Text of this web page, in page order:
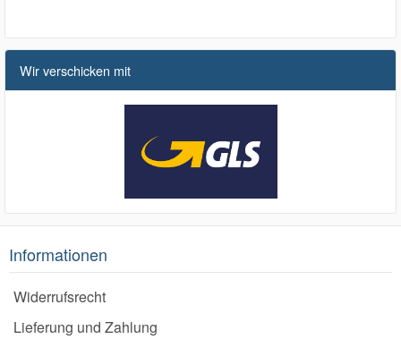
Wir verschicken mit
Informationen
Widerrufsrecht
Lieferung und Zahlung